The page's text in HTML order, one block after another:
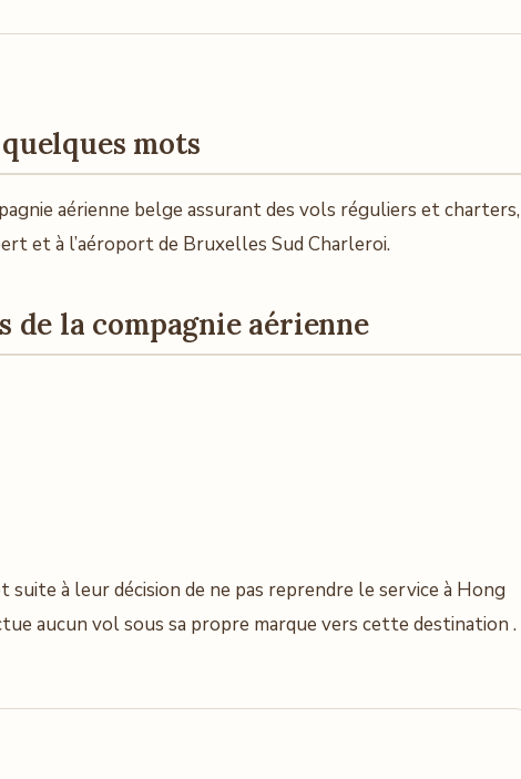
mots
aérienne belge assurant des vols réguliers et charters,
et à l’aéroport de Bruxelles Sud Charleroi.
de la compagnie aérienne
suite à leur décision de ne pas reprendre le service à Hong
aucun vol sous sa propre marque vers cette destination .